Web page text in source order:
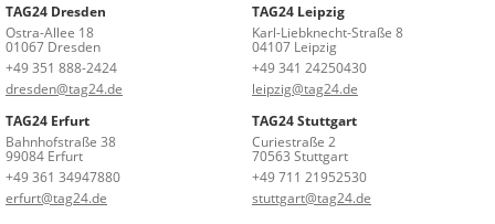
TAG24 Dresden
Ostra-Allee 18
01067 Dresden
+49 351 888-2424
dresden@tag24.de
TAG24 Leipzig
Karl-Liebknecht-Straße 8
04107 Leipzig
+49 341 24250430
leipzig@tag24.de
TAG24 Erfurt
Bahnhofstraße 38
99084 Erfurt
+49 361 34947880
erfurt@tag24.de
TAG24 Stuttgart
Curiestraße 2
70563 Stuttgart
+49 711 21952530
stuttgart@tag24.de